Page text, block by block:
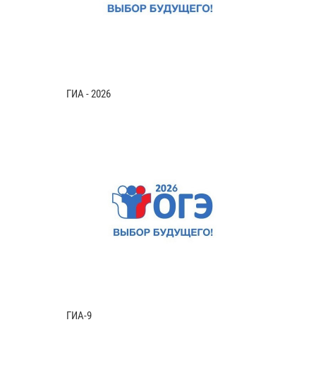
ГИА - 2026
ГИА-9